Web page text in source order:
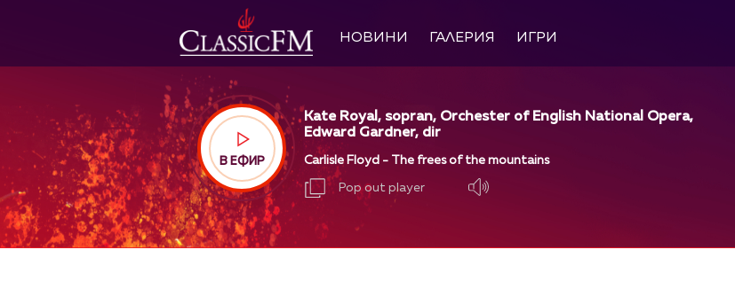
НОВИНИ ГАЛЕРИЯ ИГРИ
В ЕФИР
Kate Royal, sopran, Orchester of English National Opera,
Edward Gardner, dir
Carlisle Floyd - The frees of the mountains
Pop out player